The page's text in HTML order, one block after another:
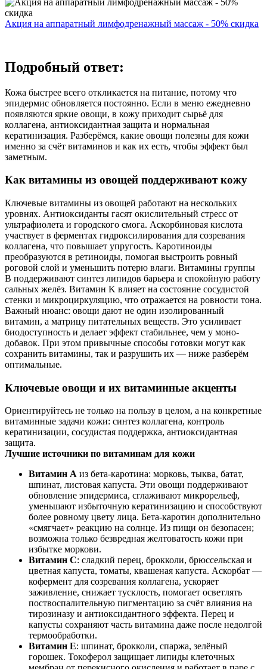
Акция на аппаратный лимфодренажный массаж - 50% скидка
Подробный ответ:
Кожа быстрее всего откликается на питание, потому что
эпидермис обновляется постоянно. Если в меню ежедневно
появляются яркие овощи, в кожу приходит сырьё для
коллагена, антиоксидантная защита и нормальная
кератинизация. Разберёмся, какие овощи полезны для кожи
именно за счёт витаминов и как их есть, чтобы эффект был
заметным.
Как витамины из овощей поддерживают кожу
Ключевые витамины из овощей работают на нескольких
уровнях. Антиоксиданты гасят окислительный стресс от
ультрафиолета и городского смога. Аскорбиновая кислота
участвует в ферментах гидроксилирования для созревания
коллагена, что повышает упругость. Каротиноиды
преобразуются в ретиноиды, помогая выстроить ровный
роговой слой и уменьшить потерю влаги. Витамины группы
B поддерживают синтез липидов барьера и спокойную работу
сальных желёз. Витамин K влияет на состояние сосудистой
стенки и микроциркуляцию, что отражается на ровности тона.
Важный нюанс: овощи дают не один изолированный
витамин, а матрицу питательных веществ. Это усиливает
биодоступность и делает эффект стабильнее, чем у моно-
добавок. При этом привычные способы готовки могут как
сохранить витамины, так и разрушить их — ниже разберём
оптимальные.
Ключевые овощи и их витаминные акценты
Ориентируйтесь не только на пользу в целом, а на конкретные
витаминные задачи кожи: синтез коллагена, контроль
кератинизации, сосудистая поддержка, антиоксидантная
защита.
Лучшие источники по витаминам для кожи
Витамин А из бета-каротина: морковь, тыква, батат,
шпинат, листовая капуста. Эти овощи поддерживают
обновление эпидермиса, сглаживают микрорельеф,
уменьшают избыточную кератинизацию и способствуют
более ровному цвету лица. Бета-каротин дополнительно
«смягчает» реакцию на солнце. Из пищи он безопасен;
возможна только безвредная желтоватость кожи при
избытке моркови.
Витамин С: сладкий перец, брокколи, брюссельская и
цветная капуста, томаты, квашеная капуста. Аскорбат —
кофермент для созревания коллагена, ускоряет
заживление, снижает тусклость, помогает осветлять
поствоспалительную пигментацию за счёт влияния на
тирозиназу и антиоксидантного эффекта. Перец и
капусты сохраняют часть витамина даже после недолгой
термообработки.
Витамин Е: шпинат, брокколи, спаржа, зелёный
горошек. Токоферол защищает липиды клеточных